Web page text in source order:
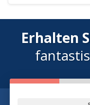
Erhalten